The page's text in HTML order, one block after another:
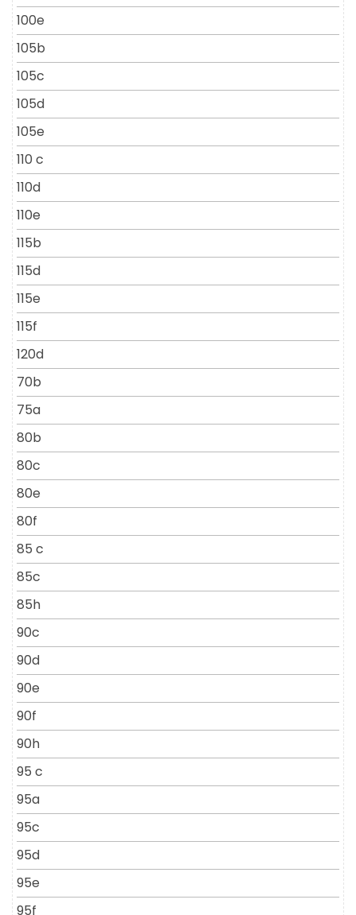
100e
105b
105c
105d
105e
110 c
110d
110e
115b
115d
115e
115f
120d
70b
75a
80b
80c
80e
80f
85 c
85c
85h
90c
90d
90e
90f
90h
95 c
95a
95c
95d
95e
95f